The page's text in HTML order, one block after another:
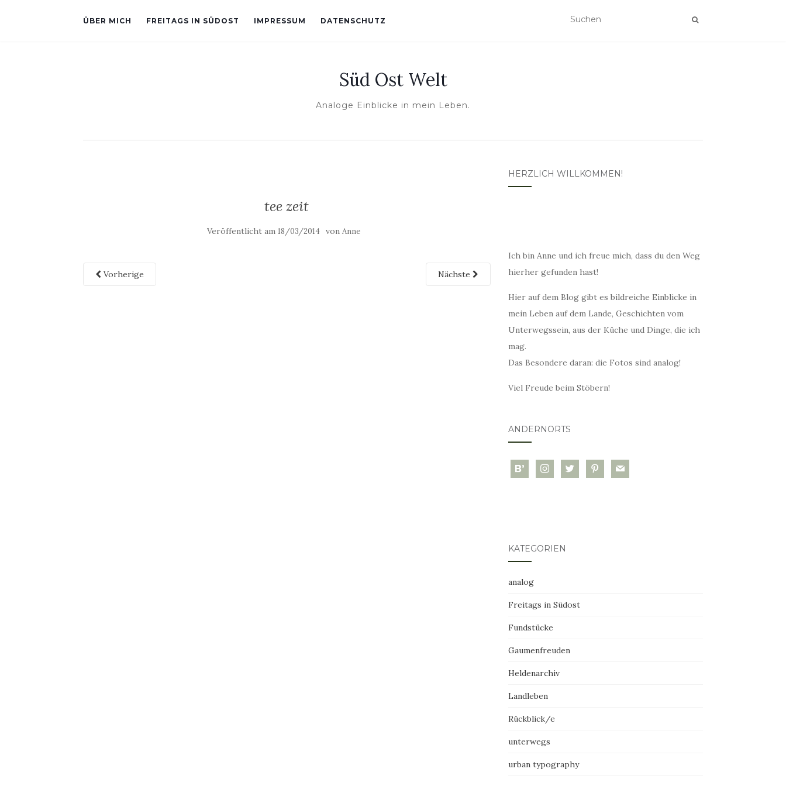
ÜBER MICH FREITAGS IN SÜDOST IMPRESSUM DATENSCHUTZ
Süd Ost Welt
Analoge Einblicke in mein Leben.
tee zeit
Veröffentlicht am18/03/2014 vonAnne
Vorherige Nächste
HERZLICH WILLKOMMEN!
Ich bin Anne und ich freue mich, dass du den Weg
hierher gefunden hast!
Hier auf dem Blog gibt es bildreiche Einblicke in
mein Leben auf dem Lande, Geschichten vom
Unterwegssein, aus der Küche und Dinge, die ich
mag.
Das Besondere daran: die Fotos sind analog!
Viel Freude beim Stöbern!
ANDERNORTS
bloglovininstagramtwitter pinterest
mail
KATEGORIEN
analog
Freitags in Südost
Fundstücke
Gaumenfreuden
Heldenarchiv
Landleben
Rückblick/e
unterwegs
urban typography